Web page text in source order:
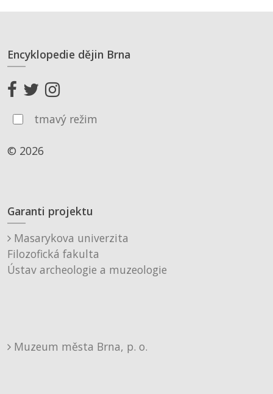
Encyklopedie dějin Brna
tmavý režim
© 2026
Garanti projektu
Masarykova univerzita
Filozofická fakulta
Ústav archeologie a muzeologie
Muzeum města Brna, p. o.